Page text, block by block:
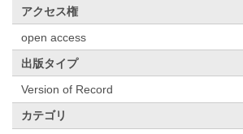
アクセス権
open access
出版タイプ
Version of Record
カテゴリ